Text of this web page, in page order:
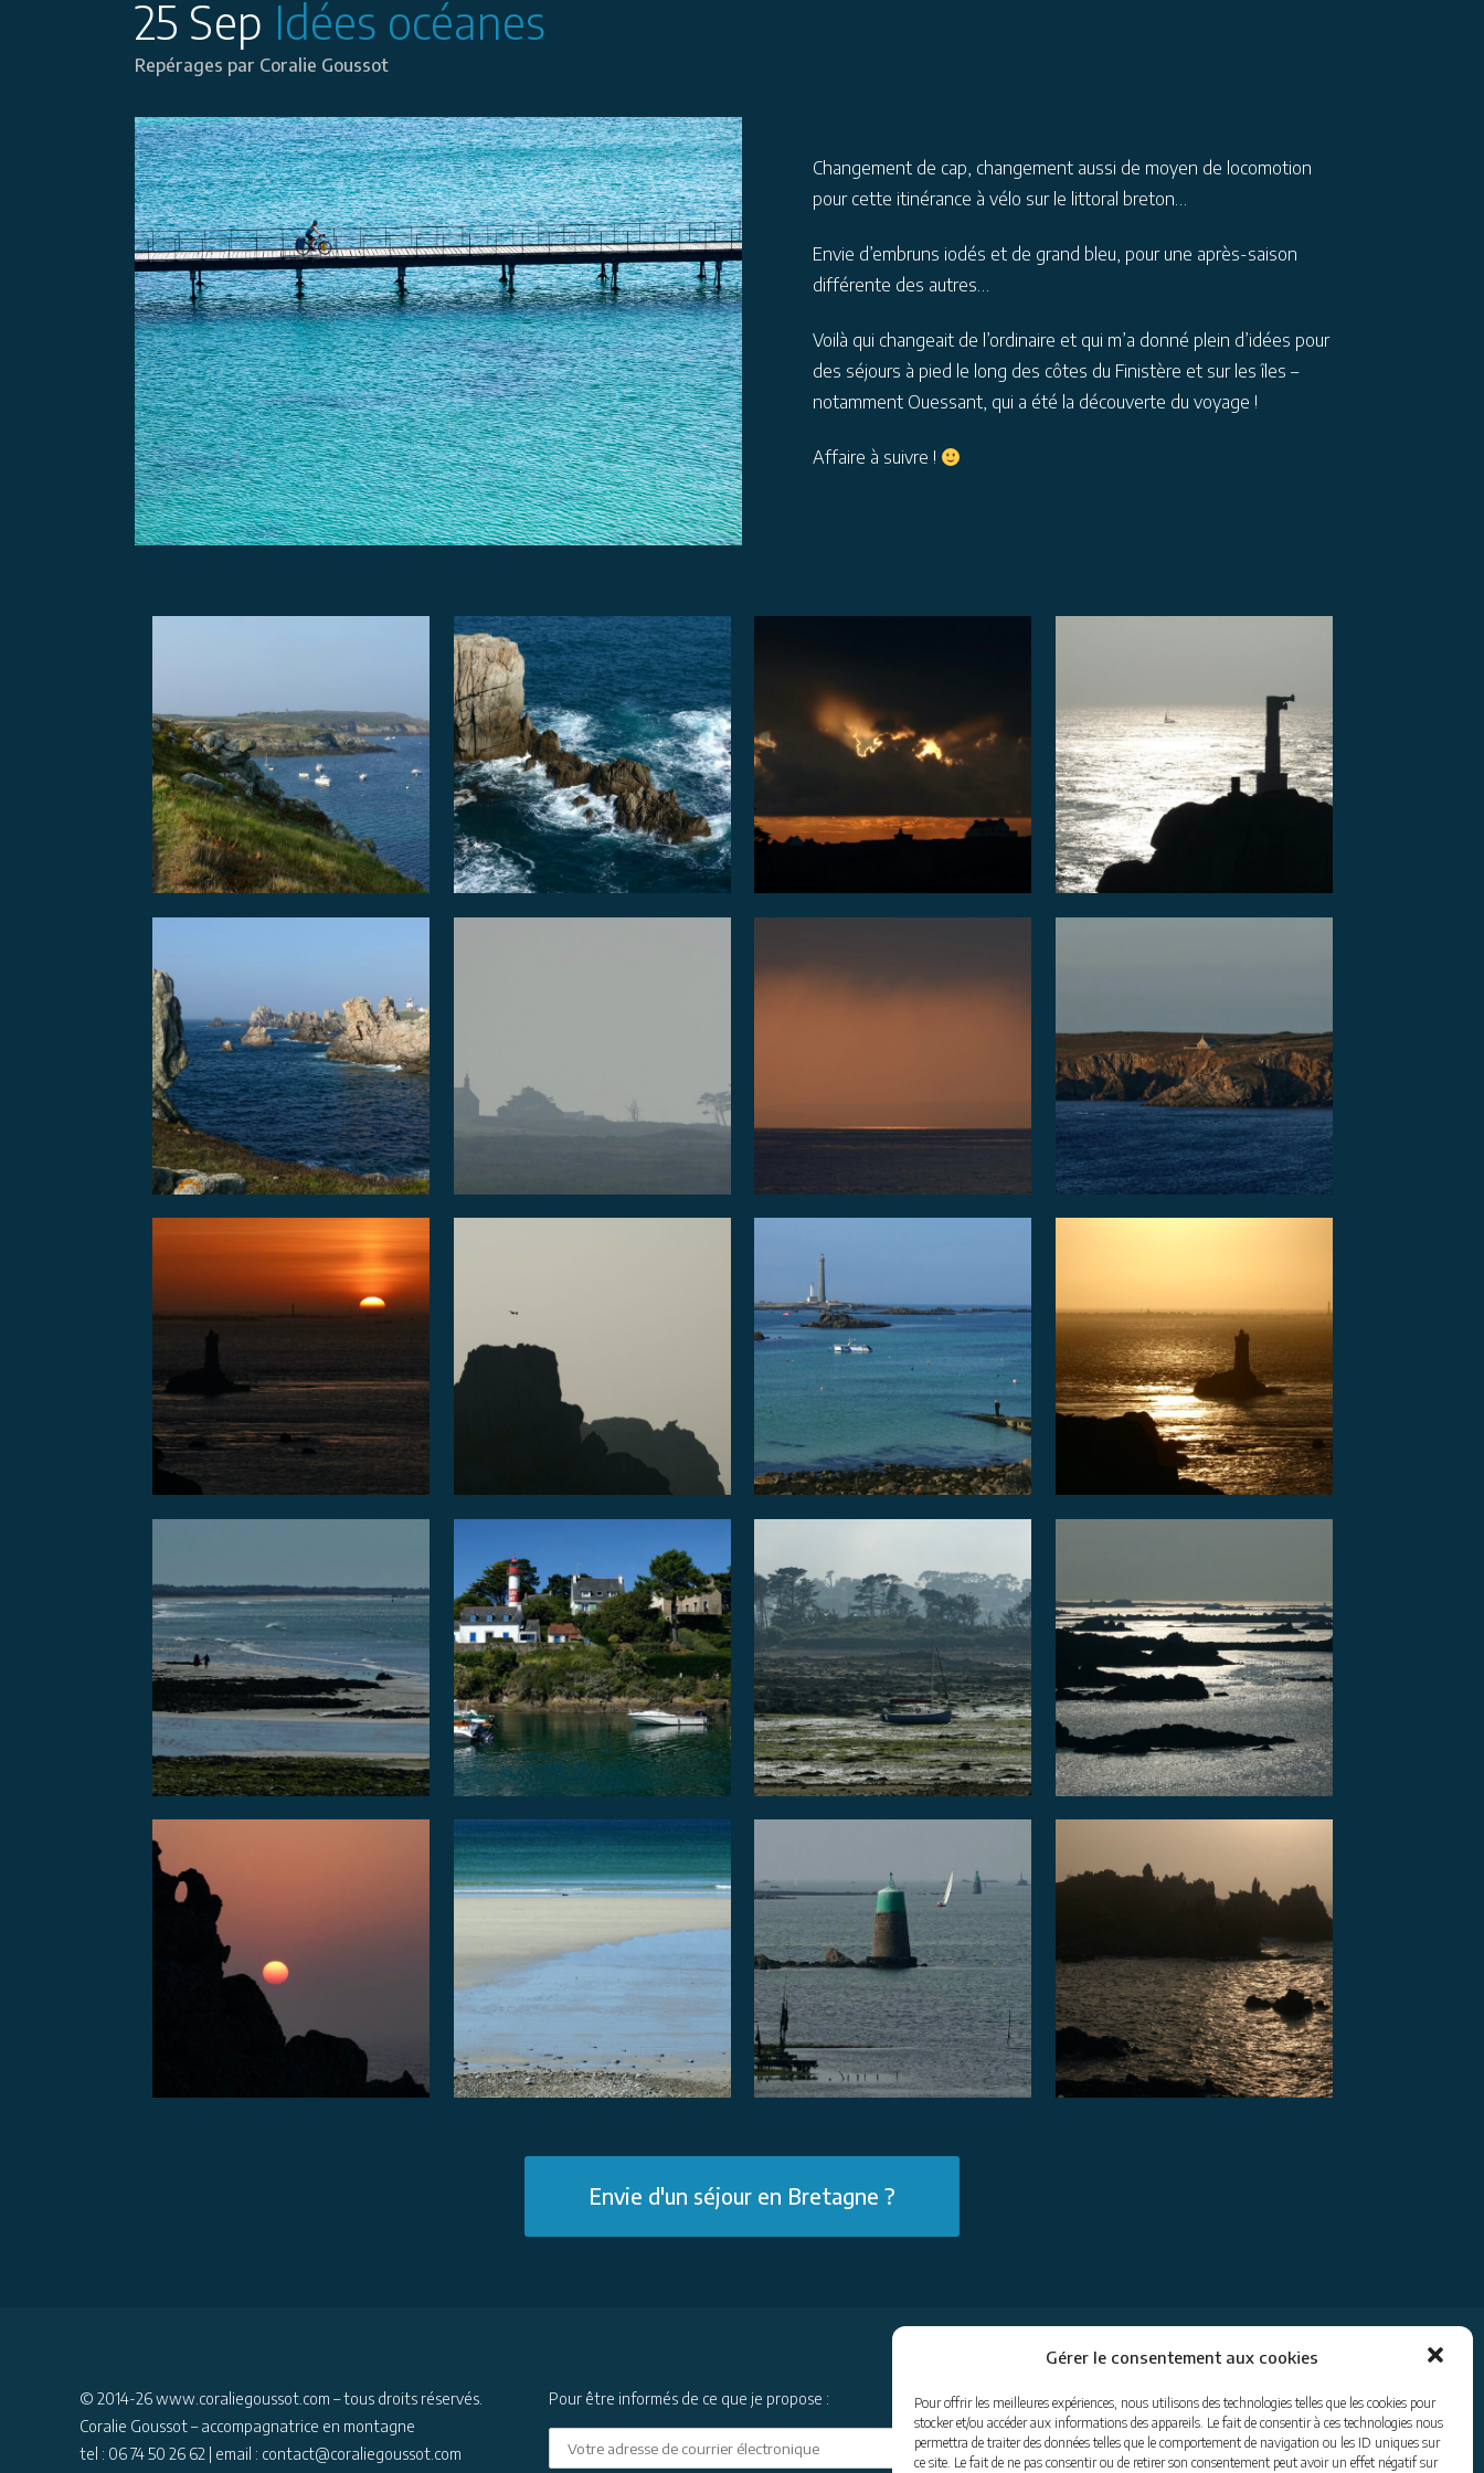
Gérer le consentement aux cookies
Pour offrir les meilleures expériences, nous utilisons des technologies telles que les cookies pour
stocker et/ou accéder aux informations des appareils. Le fait de consentir à ces technologies nous
permettra de traiter des données telles que le comportement de navigation ou les ID uniques sur
ce site. Le fait de ne pas consentir ou de retirer son consentement peut avoir un effet négatif sur
25 Sep Idées océanes
Repérages par Coralie Goussot
Changement de cap, changement aussi de moyen de locomotion
pour cette itinérance à vélo sur le littoral breton…
Envie d’embruns iodés et de grand bleu, pour une après-saison
différente des autres…
Voilà qui changeait de l’ordinaire et qui m’a donné plein d’idées pour
des séjours à pied le long des côtes du Finistère et sur les îles –
notamment Ouessant, qui a été la découverte du voyage !
Affaire à suivre !
Envie d'un séjour en Bretagne ?
© 2014-26www.coraliegoussot.com – tous droits réservés.
Coralie Goussot – accompagnatrice en montagne
tel : 06 74 50 26 62 | email : contact@coraliegoussot.com
Pour être informés de ce que je propose :